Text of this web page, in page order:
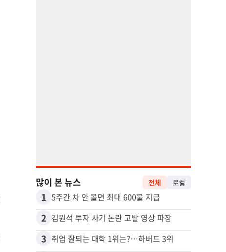
많이 본 뉴스 전체 로컬
1 5주간 차 안 몰면 최대 600불 지급
2 김원석 투자 사기 논란 고발 영상 파장
3 취업 잘되는 대학 1위는?…하버드 3위